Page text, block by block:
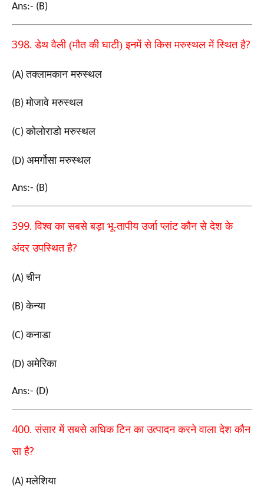
Ans:- (B)
398.डेथ वैली (मौत की घाटी) इनमें से किस मरुस्थल में स्थित है?
(A)तक्लामकान मरुस्थल
(B)मोजावे मरुस्थल
(C)कोलोराडो मरुस्थल
(D) अमर्गोसा मरुस्थल
Ans:- (B)
399.विश्व का सबसे बड़ा भू-तापीय उर्जा प्लांट कौन से देश के
अंदर उपस्थित है?
(A)चीन
(B)केन्या
(C)कनाडा
(D) अमेरिका
Ans:- (D)
400.संसार में सबसे अधिक टिन का उत्पादन करने वाला देश कौन
सा है?
(A)मलेशिया